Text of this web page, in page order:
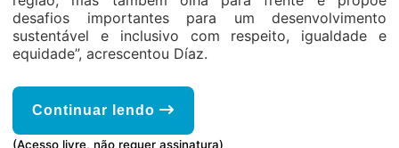
desafios importantes para um desenvolvimento
sustentável e inclusivo com respeito, igualdade e
equidade”, acrescentou Díaz.
Continuar lendo
(Acesso livre, não requer assinatura)